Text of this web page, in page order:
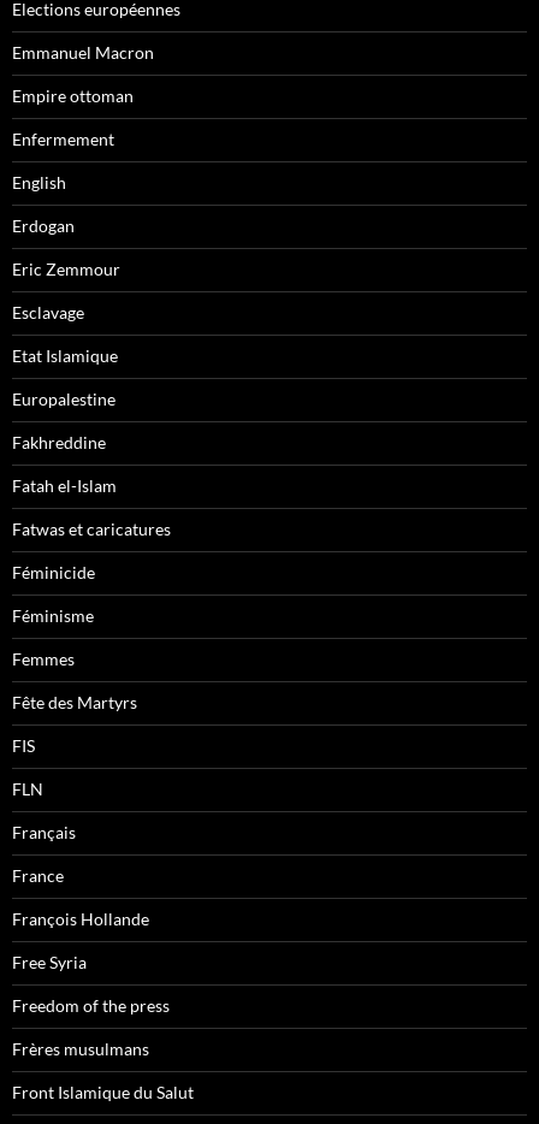
Elections européennes
Emmanuel Macron
Empire ottoman
Enfermement
English
Erdogan
Eric Zemmour
Esclavage
Etat Islamique
Europalestine
Fakhreddine
Fatah el-Islam
Fatwas et caricatures
Féminicide
Féminisme
Femmes
Fête des Martyrs
FIS
FLN
Français
France
François Hollande
Free Syria
Freedom of the press
Frères musulmans
Front Islamique du Salut